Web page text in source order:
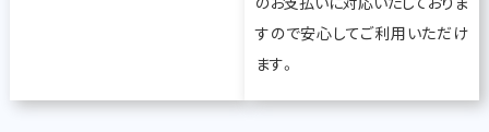
すので安心してご利用いただけ
ます。